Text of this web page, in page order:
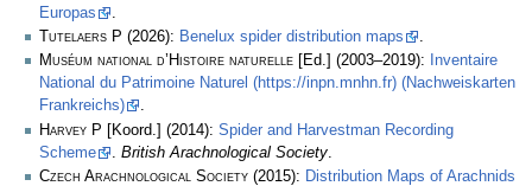
Europas
.
Tutelaers P (2026): Benelux spider distribution maps
.
Muséum national d’Histoire naturelle [Ed.] (2003–2019):
Inventaire
National du Patrimoine Naturel (https://inpn.mnhn.fr) (Nachweiskarten
Frankreichs)
.
Harvey P [Koord.] (2014): Spider and Harvestman Recording
Scheme
British Arachnological Society
Czech Arachnological Society (2015): Distribution Maps of Arachnids